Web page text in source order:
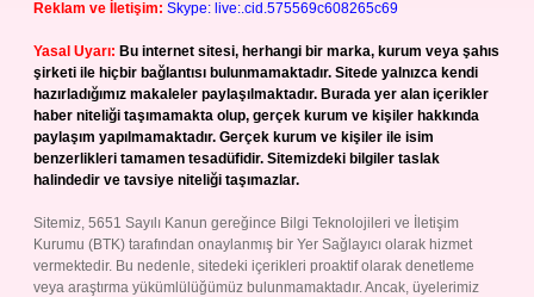
Reklam ve İletişim: Skype: live:.cid.575569c608265c69
Yasal Uyarı: Bu internet sitesi, herhangi bir marka, kurum veya şahıs
şirketi ile hiçbir bağlantısı bulunmamaktadır. Sitede yalnızca kendi
hazırladığımız makaleler paylaşılmaktadır. Burada yer alan içerikler
haber niteliği taşımamakta olup, gerçek kurum ve kişiler hakkında
paylaşım yapılmamaktadır. Gerçek kurum ve kişiler ile isim
benzerlikleri tamamen tesadüfidir. Sitemizdeki bilgiler taslak
halindedir ve tavsiye niteliği taşımazlar.
Sitemiz, 5651 Sayılı Kanun gereğince Bilgi Teknolojileri ve İletişim
Kurumu (BTK) tarafından onaylanmış bir Yer Sağlayıcı olarak hizmet
vermektedir. Bu nedenle, sitedeki içerikleri proaktif olarak denetleme
veya araştırma yükümlülüğümüz bulunmamaktadır. Ancak, üyelerimiz